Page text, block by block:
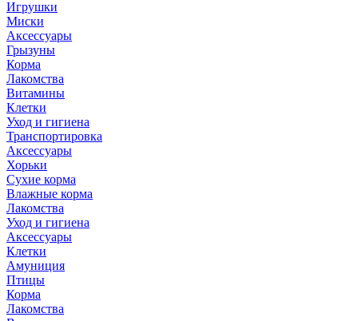
Игрушки
Миски
Аксессуары
Грызуны
Корма
Лакомства
Витамины
Клетки
Уход и гигиена
Транспортировка
Аксессуары
Хорьки
Сухие корма
Влажные корма
Лакомства
Уход и гигиена
Аксессуары
Клетки
Амуниция
Птицы
Корма
Лакомства